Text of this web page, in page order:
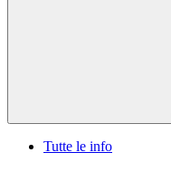
Tutte le info